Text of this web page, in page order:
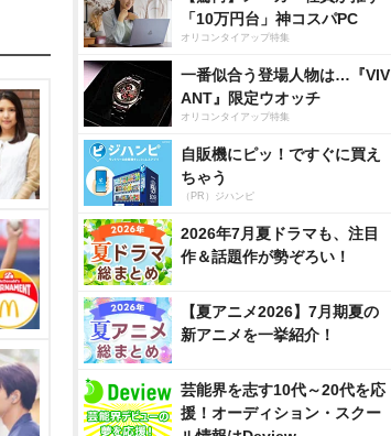
「10万円台」神コスパPC
オリコンタイアップ特集
一番似合う登場人物は…『VIV
ANT』限定ウオッチ
オリコンタイアップ特集
自販機にピッ！ですぐに買え
ちゃう
（PR）ジハンピ
2026年7月夏ドラマも、注目
作＆話題作が勢ぞろい！
【夏アニメ2026】7月期夏の
新アニメを一挙紹介！
芸能界を志す10代～20代を応
援！オーディション・スクー